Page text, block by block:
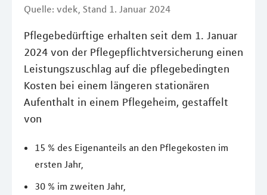
Quelle: vdek, Stand 1. Januar 2024
Pflegebedürftige erhalten seit dem 1. Januar
2024 von der Pflegepflichtversicherung einen
Leistungszuschlag auf die pflegebedingten
Kosten bei einem längeren stationären
Aufenthalt in einem Pflegeheim, gestaffelt
von
15 % des Eigenanteils an den Pflegekosten im
ersten Jahr,
30 % im zweiten Jahr,